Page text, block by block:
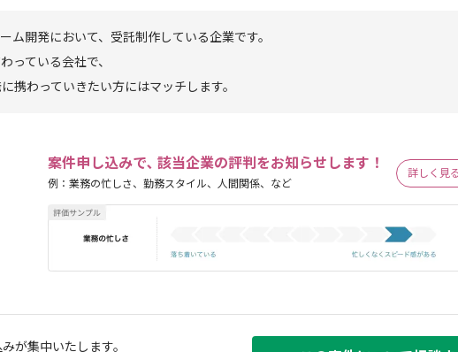
ム開発において、受託制作している企業です。
っている会社で、
携わっていきたい方にはマッチします。
案件申し込みで､ 該当企業の評判をお知らせします！
例：業務の忙しさ、勤務スタイル、人間関係、など
詳しく見る
が集中いたします。